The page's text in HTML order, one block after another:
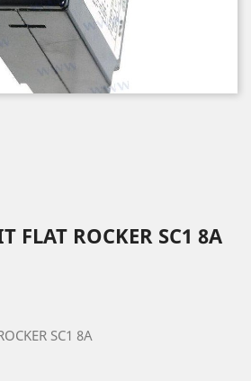
FLAT ROCKER SC1 8A
SC1 8A